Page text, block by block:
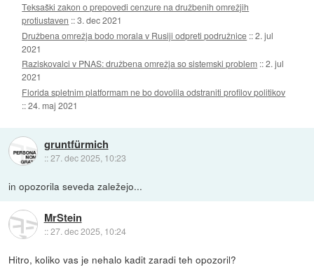
Teksaški zakon o prepovedi cenzure na družbenih omrežjih
protiustaven ::3. dec 2021
Družbena omrežja bodo morala v Rusiji odpreti podružnice ::2. jul
2021
Raziskovalci v PNAS: družbena omrežja so sistemski problem ::2. jul
2021
Florida spletnim platformam ne bo dovolila odstraniti profilov politikov
::24. maj 2021
gruntfürmich
::27. dec 2025, 10:23
in opozorila seveda zaležejo...
MrStein
::27. dec 2025, 10:24
Hitro, koliko vas je nehalo kadit zaradi teh opozoril?